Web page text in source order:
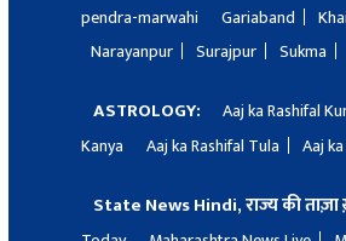
pendra-marwahi
Gariaband
Narayanpur
Surajpur Sukma
ASTROLOGY: Aaj ka Rashifal
Kanya
Aaj ka Rashifal Tula Aaj
State News Hindi, राज्य की